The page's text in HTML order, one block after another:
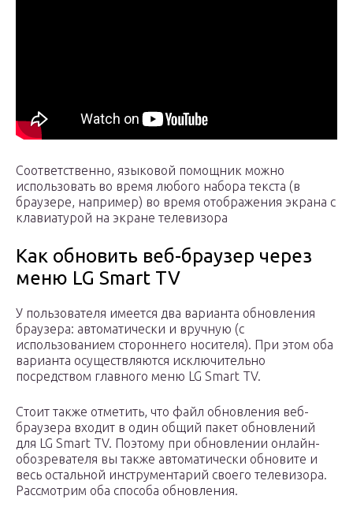
Соответственно, языковой помощник можно
использовать во время любого набора текста (в
браузере, например) во время отображения экрана с
клавиатурой на экране телевизора
Как обновить веб-браузер через
меню LG Smart TV
У пользователя имеется два варианта обновления
браузера: автоматически и вручную (с
использованием стороннего носителя). При этом оба
варианта осуществляются исключительно
посредством главного меню LG Smart TV.
Стоит также отметить, что файл обновления веб-
браузера входит в один общий пакет обновлений
для LG Smart TV. Поэтому при обновлении онлайн-
обозревателя вы также автоматически обновите и
весь остальной инструментарий своего телевизора.
Рассмотрим оба способа обновления.